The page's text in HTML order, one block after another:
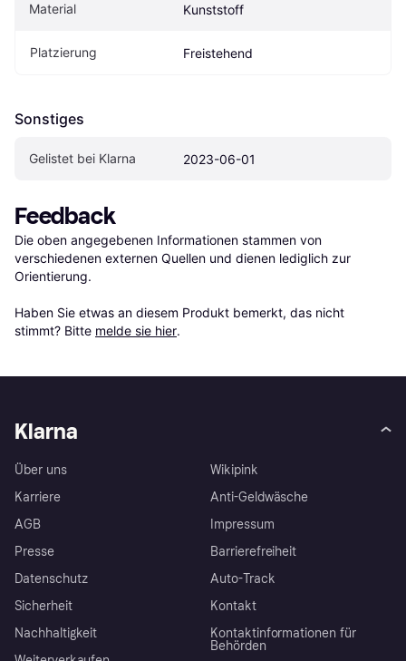
Material Kunststoff
Platzierung Freistehend
Sonstiges
Gelistet bei Klarna 2023-06-01
Feedback
Die oben angegebenen Informationen stammen von
verschiedenen externen Quellen und dienen lediglich zur
Orientierung.
Haben Sie etwas an diesem Produkt bemerkt, das nicht
stimmt? Bitte melde sie hier.
Klarna
Über uns
Karriere
AGB
Presse
Datenschutz
Sicherheit
Nachhaltigkeit
Wikipink
Anti-Geldwäsche
Impressum
Barrierefreiheit
Auto-Track
Kontakt
Kontaktinformationen für
Behörden